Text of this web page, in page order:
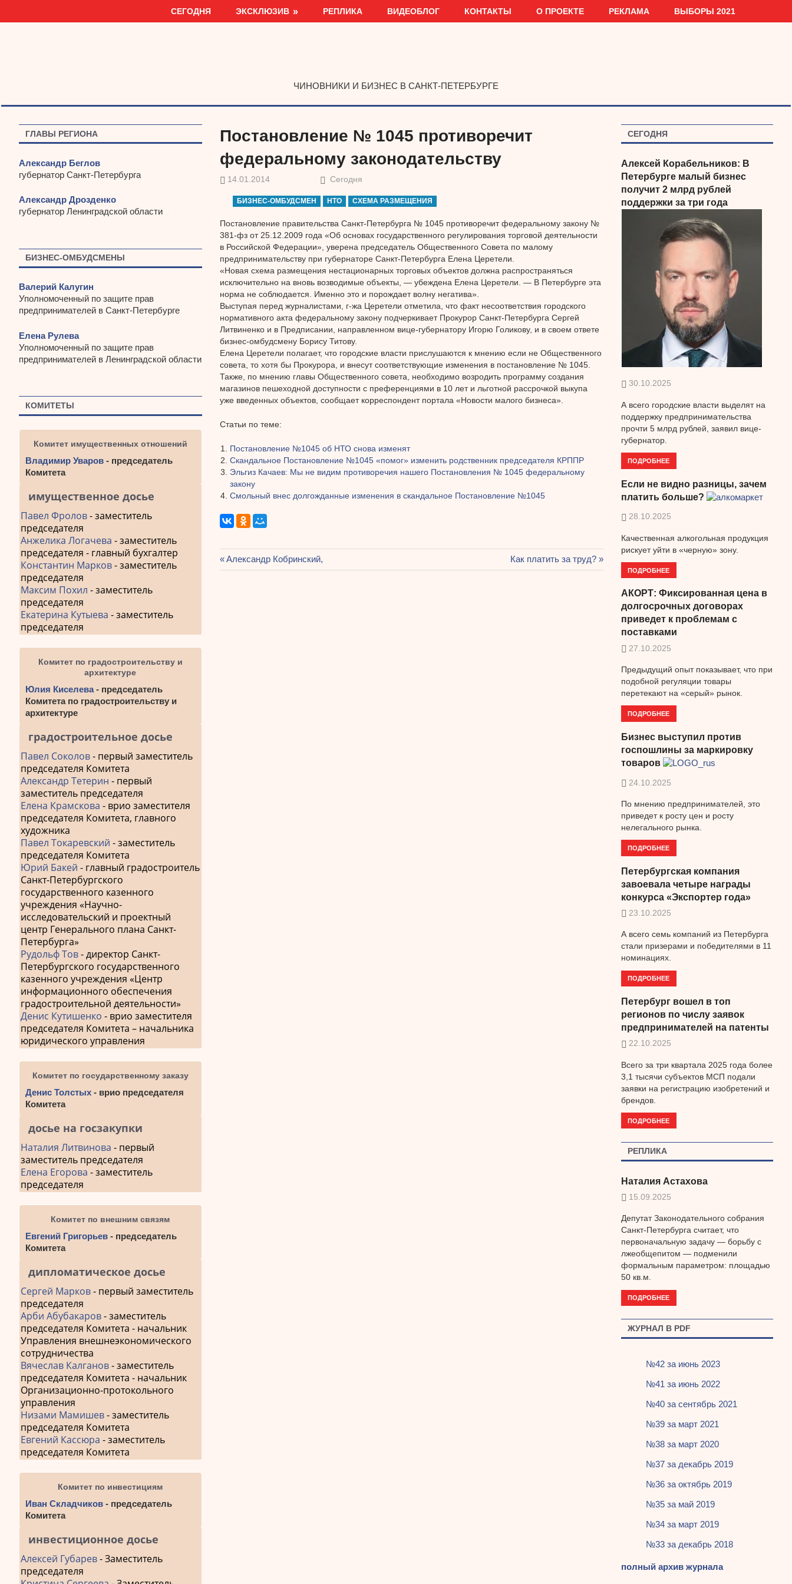
СЕГОДНЯ ЭКСКЛЮЗИВ РЕПЛИКА ВИДЕОБЛОГ КОНТАКТЫ О ПРОЕКТЕ РЕКЛАМА ВЫБОРЫ 2021
ЧИНОВНИКИ И БИЗНЕС В САНКТ-ПЕТЕРБУРГЕ
Постановление № 1045 противоречит
федеральному законодательству
14.01.2014 Сегодня
БИЗНЕС-ОМБУДСМЕН НТО СХЕМА РАЗМЕЩЕНИЯ
Постановление правительства Санкт-Петербурга № 1045 противоречит федеральному закону №
381-фз от 25.12.2009 года «Об основах государственного регулирования торговой деятельности
в Российской Федерации», уверена председатель Общественного Совета по малому
предпринимательству при губернаторе Санкт-Петербурга Елена Церетели.
«Новая схема размещения нестационарных торговых объектов должна распространяться
исключительно на вновь возводимые объекты, — убеждена Елена Церетели. — В Петербурге эта
норма не соблюдается. Именно это и порождает волну негатива».
Выступая перед журналистами, г-жа Церетели отметила, что факт несоответствия городского
нормативного акта федеральному закону подчеркивает Прокурор Санкт-Петербурга Сергей
Литвиненко и в Предписании, направленном вице-губернатору Игорю Голикову, и в своем ответе
бизнес-омбудсмену Борису Титову.
Елена Церетели полагает, что городские власти прислушаются к мнению если не Общественного
совета, то хотя бы Прокурора, и внесут соответствующие изменения в постановление № 1045.
Также, по мнению главы Общественного совета, необходимо возродить программу создания
магазинов пешеходной доступности с преференциями в 10 лет и льготной рассрочкой выкупа
уже введенных объектов, сообщает корреспондент портала «Новости малого бизнеса».
Статьи по теме:
Постановление №1045 об НТО снова изменят
Скандальное Постановление №1045 «помог» изменить родственник председателя КРППР
Эльгиз Качаев: Мы не видим противоречия нашего Постановления № 1045 федеральному
закону
Смольный внес долгожданные изменения в скандальное Постановление №1045
Навигация
Предыдущая
запись:
Александр Кобринский,
Следующая
запись:
Как платить за труд?
ГЛАВЫ РЕГИОНА
Александр Беглов
губернатор Санкт-Петербурга
Александр Дрозденко
губернатор Ленинградской области
БИЗНЕС-ОМБУДСМЕНЫ
Валерий Калугин
Уполномоченный по защите прав
предпринимателей в Санкт-Петербурге
Елена Рулева
Уполномоченный по защите прав
предпринимателей в Ленинградской области
КОМИТЕТЫ
Комитет имущественных отношений
Владимир Уваров - председатель
Комитета
имущественное досье
Павел Фролов- заместитель
председателя
Анжелика Логачева - заместитель
председателя - главный бухгалтер
Константин Марков- заместитель
председателя
Максим Похил - заместитель
председателя
Екатерина Кутыева - заместитель
председателя
Комитет по градостроительству и
архитектуре
Юлия Киселева- председатель
Комитета по градостроительству и
архитектуре
градостроительное досье
Павел Соколов- первый заместитель
председателя Комитета
Александр Тетерин - первый
заместитель председателя
Елена Крамскова - врио заместителя
председателя Комитета, главного
художника
Павел Токаревский - заместитель
председателя Комитета
Юрий Бакей - главный градостроитель
Санкт-Петербургского
государственного казенного
учреждения «Научно-
исследовательский и проектный
центр Генерального плана Санкт-
Петербурга»
Рудольф Тов- директор Санкт-
Петербургского государственного
казенного учреждения «Центр
информационного обеспечения
градостроительной деятельности»
Денис Кутишенко - врио заместителя
председателя Комитета – начальника
юридического управления
Комитет по государственному заказу
Денис Толстых - врио председателя
Комитета
досье на госзакупки
Наталия Литвинова - первый
заместитель председателя
Елена Егорова - заместитель
председателя
Комитет по внешним связям
Евгений Григорьев - председатель
Комитета
дипломатическое досье
Сергей Марков- первый заместитель
председателя
Арби Абубакаров- заместитель
председателя Комитета - начальник
Управления внешнеэкономического
сотрудничества
Вячеслав Калганов- заместитель
председателя Комитета - начальник
Организационно-протокольного
управления
Низами Мамишев- заместитель
председателя Комитета
Евгений Кассюра - заместитель
председателя Комитета
Комитет по инвестициям
Иван Складчиков - председатель
Комитета
инвестиционное досье
Алексей Губарев- Заместитель
председателя
СЕГОДНЯ
Алексей Корабельников: В
Петербурге малый бизнес
получит 2 млрд рублей
поддержки за три года
30.10.2025
А всего городские власти выделят на
поддержку предпринимательства
прочти 5 млрд рублей, заявил вице-
губернатор.
ПОДРОБНЕЕ
Если не видно разницы, зачем
платить больше?
28.10.2025
Качественная алкогольная продукция
рискует уйти в «черную» зону.
ПОДРОБНЕЕ
АКОРТ: Фиксированная цена в
долгосрочных договорах
приведет к проблемам с
поставками
27.10.2025
Предыдущий опыт показывает, что при
подобной регуляции товары
перетекают на «серый» рынок.
ПОДРОБНЕЕ
Бизнес выступил против
госпошлины за маркировку
товаров
24.10.2025
По мнению предпринимателей, это
приведет к росту цен и росту
нелегального рынка.
ПОДРОБНЕЕ
Петербургская компания
завоевала четыре награды
конкурса «Экспортер года»
23.10.2025
А всего семь компаний из Петербурга
стали призерами и победителями в 11
номинациях.
ПОДРОБНЕЕ
Петербург вошел в топ
регионов по числу заявок
предпринимателей на патенты
22.10.2025
Всего за три квартала 2025 года более
3,1 тысячи субъектов МСП подали
заявки на регистрацию изобретений и
брендов.
ПОДРОБНЕЕ
РЕПЛИКА
Наталия Астахова
15.09.2025
Депутат Законодательного собрания
Санкт-Петербурга считает, что
первоначальную задачу — борьбу с
лжеобщепитом — подменили
формальным параметром: площадью
50 кв.м.
ПОДРОБНЕЕ
ЖУРНАЛ В PDF
№42 за июнь 2023
№41 за июнь 2022
№40 за сентябрь 2021
№39 за март 2021
№38 за март 2020
№37 за декабрь 2019
№36 за октябрь 2019
№35 за май 2019
№34 за март 2019
№33 за декабрь 2018
полный архив журнала